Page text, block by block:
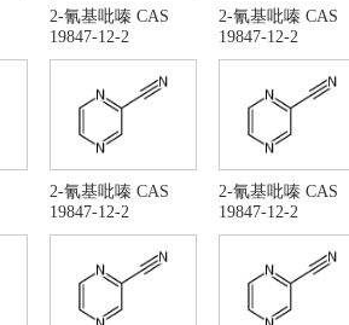
2-氰基吡嗪 CAS
19847-12-2
2-氰基吡嗪 CAS
19847-12-2
2-氰基吡嗪 CAS
19847-12-2
2-氰基吡嗪 CAS
19847-12-2